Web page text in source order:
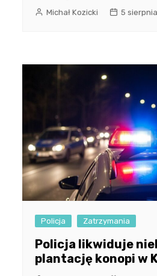
Michał Kozicki 5
Policja Zatrzymania
Policja likwiduje
plantację konopi w